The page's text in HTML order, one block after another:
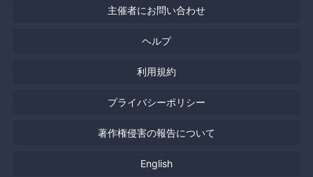
主催者にお問い合わせ
ヘルプ
利用規約
プライバシーポリシー
著作権侵害の報告について
English